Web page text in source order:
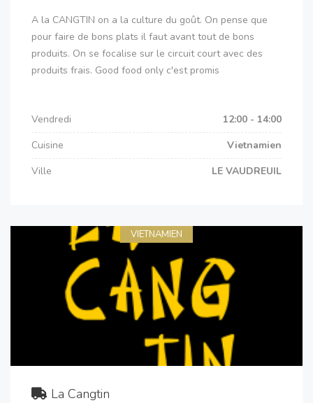
A la CANGTIN on a la culture du goût. On pense que
pour faire de bons plats il faut avant tout de bons
produits. On se focalise sur le circuit court avec des
produits frais. Good food only c'est promis
Vendredi
12:00 - 14:00
Cuisine
Vietnamien
Ville
LE VAUDREUIL
VIETNAMIEN
La Cangtin